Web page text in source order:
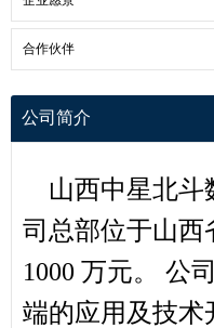
合作伙伴
公司简介
山西中星北斗
司总部位于山西
1000 万元。 公
端的应用及技术